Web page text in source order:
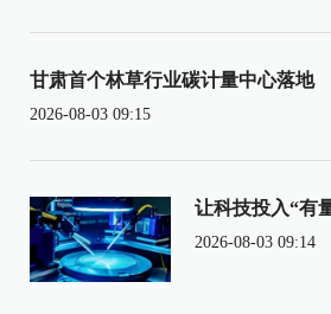
甘肃首个林草行业碳计量中心落地
2026-08-03 09:15
让科技投入“有
2026-08-03 09:14